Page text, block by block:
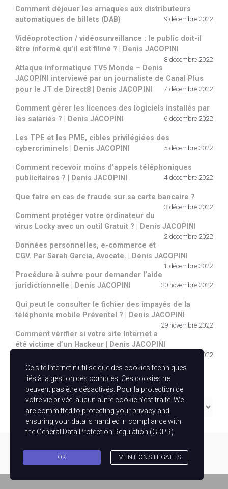
Comment déjouer les arnaques aux distributeurs
automatiques de billets (DAB)
9 décembre 2022
Vidéoprotection / vidéosurveillance : le public doit-il
être informé qu’il est filmé ? | Denis JACOPINI
8 décembre 2022
Attaque informatique TV5 Monde – Denis
JACOPINI interviewé par un journaliste de Canal Plus
pour le JT de Direct8 | Denis JACOPINI
7 décembre 2022
Comment gérer les licences des logiciels installés par
les salariés ? | Denis JACOPINI
6 décembre 2022
Les TPE et les PME, cibles privilégiées des
cybercriminels | Denis JACOPINI
5 décembre 2022
Comment recevoir moins d’appels téléphoniques
publicitaires ? | Denis JACOPINI
4 décembre 2022
Que faire en cas de fraude sur sa carte bancaire ?
3 décembre 2022
Comment protéger votre ordinateur du
virus Locky avec un outil Gratuit ? | Denis JACOPINI
2 décembre 2022
Données personnelles, e-commerce et
CGV. Par Sarah Garcia, Avocate. | Denis JACOPINI
1 décembre 2022
Procédure à suivre pour demander l’aide
juridictionnelle | Denis JACOPINI
30 novembre 2022
Qui peut le consulter le fichier des impayés de la
téléphonie mobile Préventel ? | Denis JACOPINI
29 novembre 2022
Comment vérifier si votre site Internet a
été victime d’un Hackeur | Denis JACOPINI
28 novembre 2022
Catégories
Catégories
theme by Theme4Press - Powered by WordPress
Ce site Internet n'utilise que des cookies techniques
liés à la gestion des comptes. Ces cookies ne
peuvent pas être désactivés. Pour la protection de
votre vie privée, aucun autre cookie n'est traité. We
are committed to protecting your privacy and
ensuring your data is handled in compliance with
the General Data Protection Regulation (GDPR)
OK MENTIONS LÉGALES